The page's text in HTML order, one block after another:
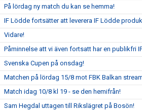
På lördag ny match du kan se hemma!
IF Lödde fortsätter att leverera IF Lödde
Vidare!
Påminnelse att vi även fortsatt har en publikfri
Svenska Cupen på onsdag!
Matchen på lördag 15/8 mot FBK Balkan
Match idag 10/8 kl 19 - se den hemifrån!
Sam Hegdal uttagen till Rikslägret på Bosön!